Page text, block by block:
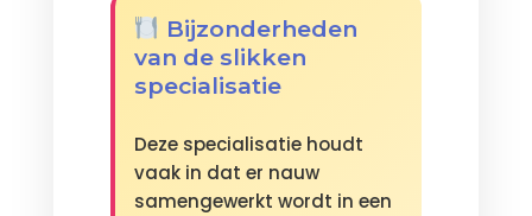
Bijzonderheden
van de slikken
specialisatie
Deze specialisatie houdt
vaak in dat er nauw
samengewerkt wordt in een